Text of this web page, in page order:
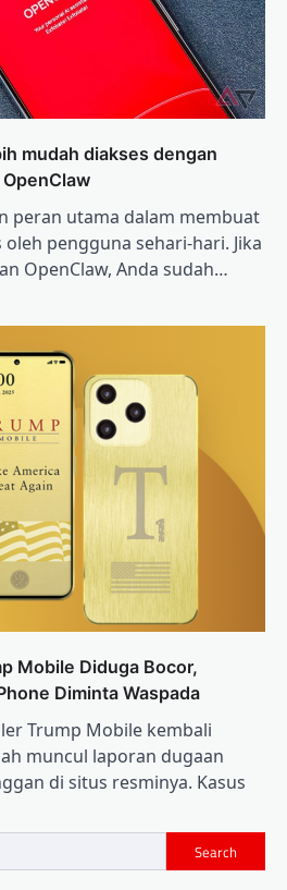
mudah diakses dengan
peran utama dalam membuat
pengguna sehari-hari. Jika
OpenClaw, Anda sudah…
Mobile Diduga Bocor,
Diminta Waspada
Trump Mobile kembali
muncul laporan dugaan
di situs resminya. Kasus
Search